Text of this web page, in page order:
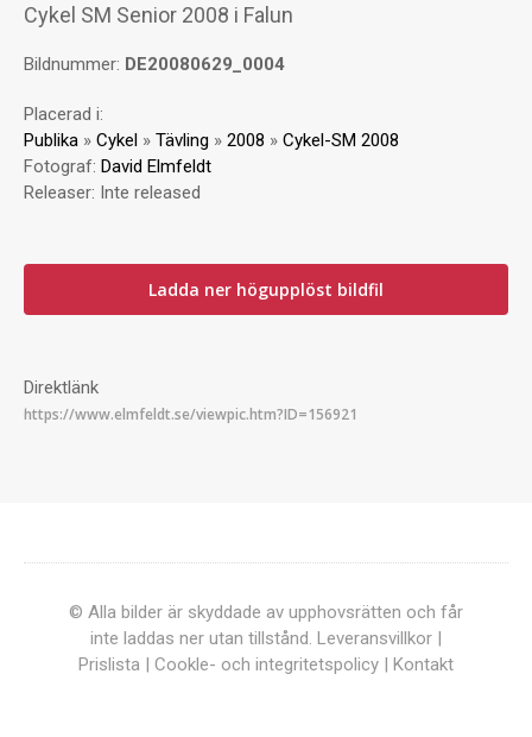
Cykel SM Senior 2008 i Falun
Bildnummer: DE20080629_0004
Placerad i:
Publika » Cykel » Tävling » 2008 » Cykel-SM 2008
Fotograf: David Elmfeldt
Releaser: Inte released
Ladda ner högupplöst bildfil
Direktlänk
© Alla bilder är skyddade av upphovsrätten och får
inte laddas ner utan tillstånd. Leveransvillkor |
Prislista | Cookle- och integritetspolicy | Kontakt